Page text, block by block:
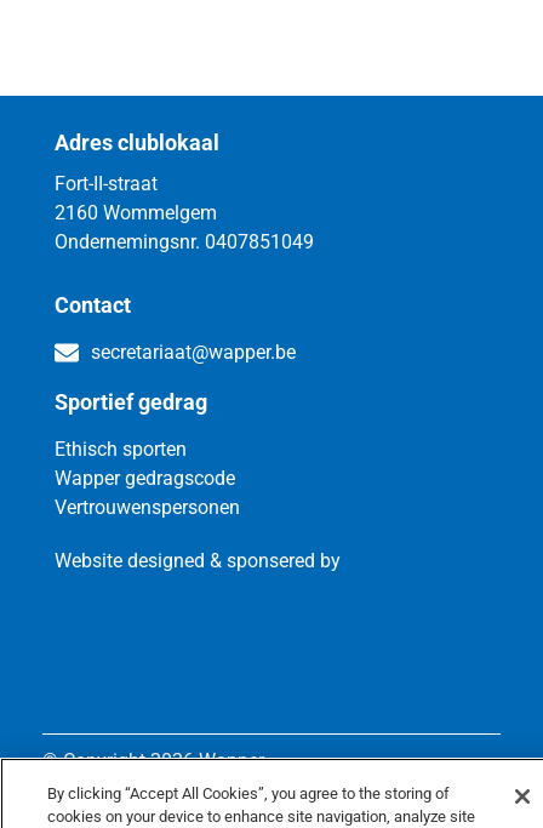
Adres clublokaal
Fort-II-straat
2160 Wommelgem
Ondernemingsnr. 0407851049
Contact
secretariaat@wapper.be
Sportief gedrag
Ethisch sporten
Wapper gedragscode
Vertrouwenspersonen
Website designed & sponsered by
© Copyright2026 Wapper
Privacy policy
By clicking “Accept All Cookies”, you agree to the storing of
cookies on your device to enhance site navigation, analyze site